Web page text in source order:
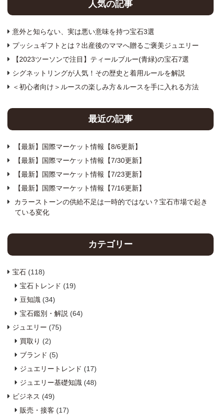
人気の記事
意外と知らない、実は悪い意味を持つ宝石3選
プッシュギフトとは？出産後のママへ贈るご褒美ジュエリー
【2023ツーソンで注目】ティールブルー(青緑)の宝石7選
シグネットリングが人気！その歴史と着用ルールを解説
＜初心者向け＞ルースの楽しみ方＆ルースを手に入れる方法
最近の記事
【最新】国際マーケット情報【8/6更新】
【最新】国際マーケット情報【7/30更新】
【最新】国際マーケット情報【7/23更新】
【最新】国際マーケット情報【7/16更新】
カラーストーンの供給不足は一時的ではない？宝石市場で起き
ている変化
カテゴリー
宝石 (118)
宝石トレンド (19)
豆知識 (34)
宝石鑑別・解説 (64)
ジュエリー (75)
買取り (2)
ブランド (5)
ジュエリートレンド (17)
ジュエリー基礎知識 (48)
ビジネス (49)
販売・接客 (17)